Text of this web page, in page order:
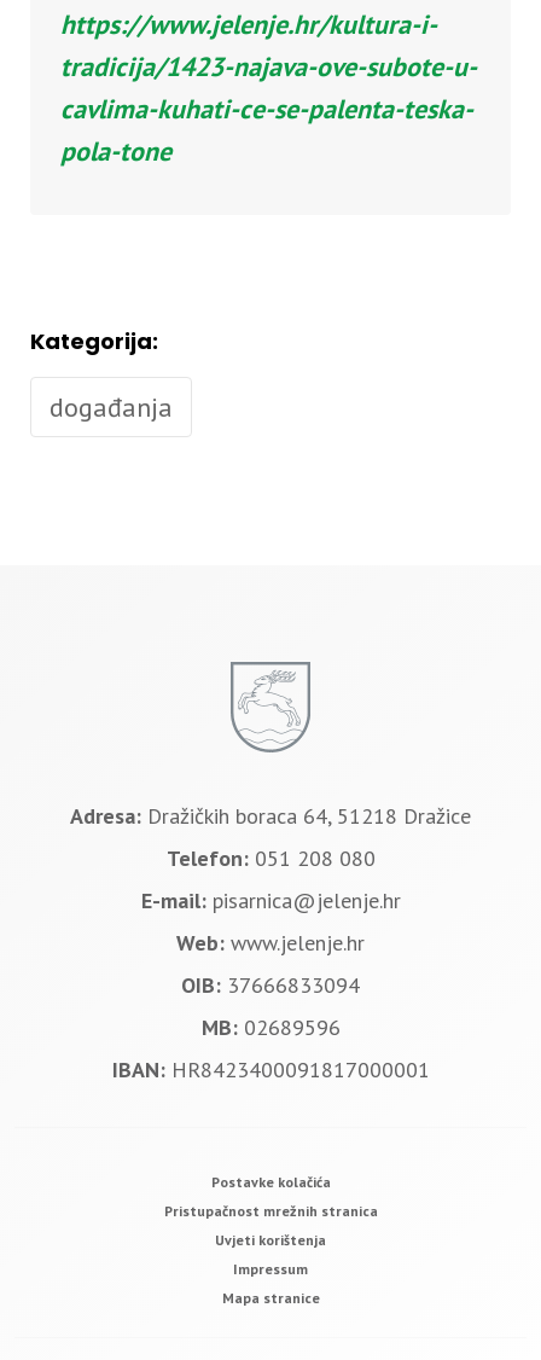
https://www.jelenje.hr/kultura-i-
tradicija/1423-najava-ove-subote-u-
cavlima-kuhati-ce-se-palenta-teska-
pola-tone
Kategorija:
događanja
Adresa: Dražičkih boraca 64, 51218 Dražice
Telefon: 051 208 080
E-mail: pisarnica@jelenje.hr
Web: www.jelenje.hr
OIB: 37666833094
MB: 02689596
IBAN: HR8423400091817000001
Postavke kolačića
Pristupačnost mrežnih stranica
Uvjeti korištenja
Impressum
Mapa stranice